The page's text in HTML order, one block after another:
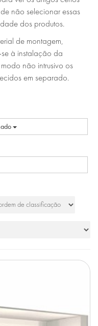
não selecionar essas
dos produtos.
de montagem,
à instalação da
não intrusivo os
em separado.